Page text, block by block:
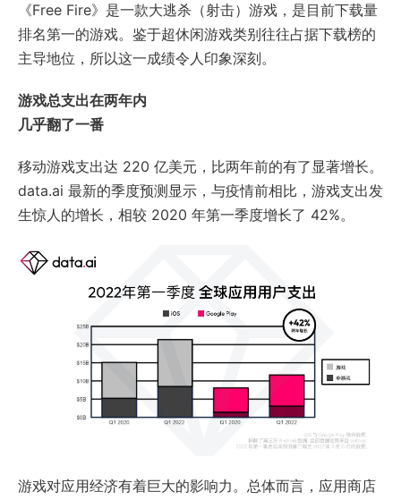
《Free Fire》是一款大逃杀（射击）游戏，是目前下载量
排名第一的游戏。鉴于超休闲游戏类别往往占据下载榜的
主导地位，所以这一成绩令人印象深刻。
游戏总支出在两年内
几乎翻了一番
移动游戏支出达 220 亿美元，比两年前的有了显著增长。
data.ai 最新的季度预测显示，与疫情前相比，游戏支出发
生惊人的增长，相较 2020 年第一季度增长了 42%。
游戏对应用经济有着巨大的影响力。总体而言，应用商店